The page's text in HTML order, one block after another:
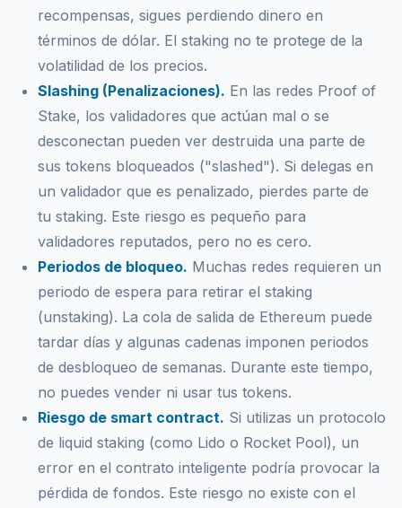
recompensas, sigues perdiendo dinero en
términos de dólar. El staking no te protege de la
volatilidad de los precios.
Slashing (Penalizaciones). En las redes Proof of
Stake, los validadores que actúan mal o se
desconectan pueden ver destruida una parte de
sus tokens bloqueados ("slashed"). Si delegas en
un validador que es penalizado, pierdes parte de
tu staking. Este riesgo es pequeño para
validadores reputados, pero no es cero.
Periodos de bloqueo. Muchas redes requieren un
periodo de espera para retirar el staking
(unstaking). La cola de salida de Ethereum puede
tardar días y algunas cadenas imponen periodos
de desbloqueo de semanas. Durante este tiempo,
no puedes vender ni usar tus tokens.
Riesgo de smart contract. Si utilizas un protocolo
de liquid staking (como Lido o Rocket Pool), un
error en el contrato inteligente podría provocar la
pérdida de fondos. Este riesgo no existe con el